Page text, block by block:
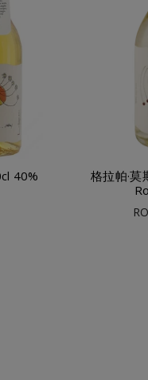
40%
格拉帕·